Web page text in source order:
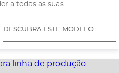
a todas as suas
DESCUBRA ESTE MODELO